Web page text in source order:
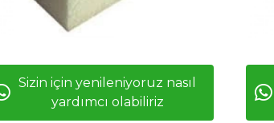
Sizin için yenileniyoruz nasıl
yardımcı olabiliriz